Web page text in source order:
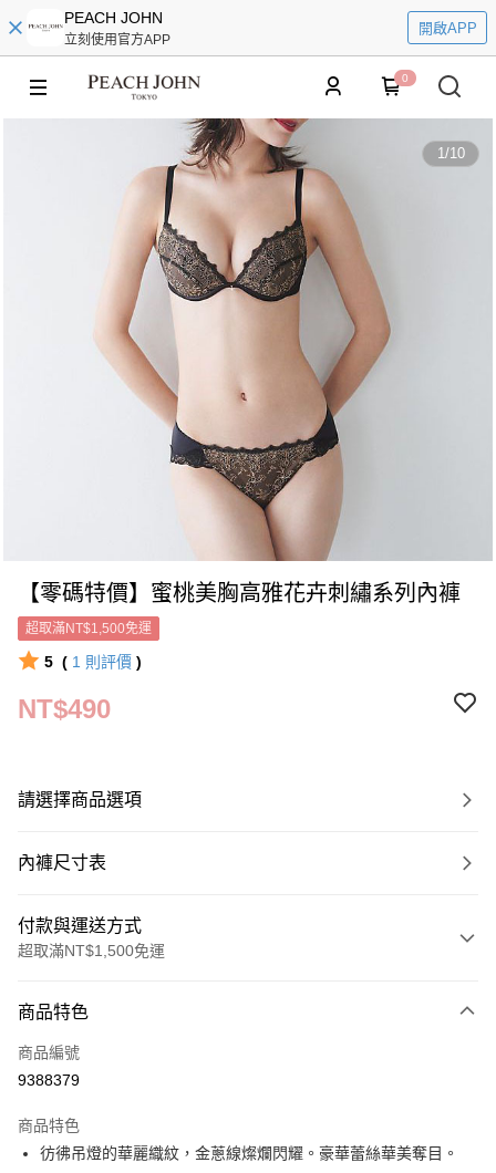
PEACH JOHN
立刻使用官方APP
開啟APP
0
1/10
【零碼特價】蜜桃美胸高雅花卉刺繡系列內褲
超取滿NT$1,500免運
5 ( 1 則評價 )
NT$490
請選擇商品選項
內褲尺寸表
付款與運送方式
超取滿NT$1,500免運
信用卡一次付款
超商取貨付款
Apple Pay
商品特色
商品編號
9388379
商品特色
彷彿吊燈的華麗織紋，金蔥線燦爛閃耀。豪華蕾絲華美奪目。